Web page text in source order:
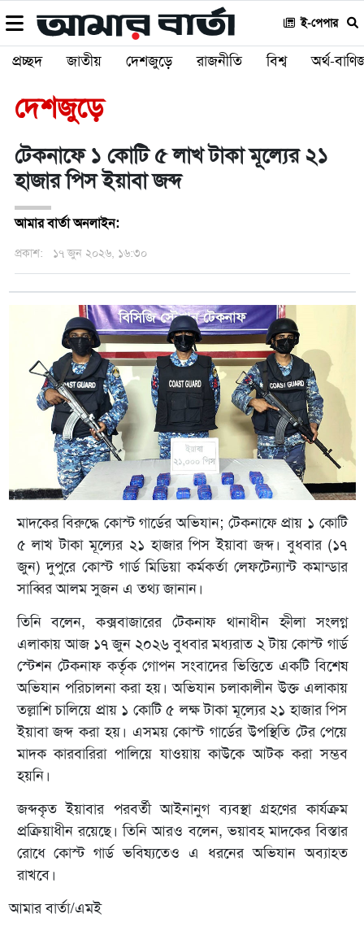
ই-পেপার
প্রচ্ছদ জাতীয় দেশজুড়ে রাজনীতি বিশ্ব অর্থ-
দেশজুড়ে
টেকনাফে ১ কোটি ৫ লাখ টাকা মূল্যের ২১
হাজার পিস ইয়াবা জব্দ
আমার বার্তা অনলাইন:
প্রকাশ: ১৭ জুন ২০২৬, ১৬:৩০
মাদকের বিরুদ্ধে কোস্ট গার্ডের অভিযান; টেকনাফে প্রায় ১ কোটি
৫ লাখ টাকা মূল্যের ২১ হাজার পিস ইয়াবা জব্দ। বুধবার (১৭
জুন) দুপুরে কোস্ট গার্ড মিডিয়া কর্মকর্তা লেফটেন্যান্ট কমান্ডার
সাব্বির আলম সুজন এ তথ্য জানান।
তিনি বলেন, কক্সবাজারের টেকনাফ থানাধীন হ্নীলা সংলগ্ন
এলাকায় আজ ১৭ জুন ২০২৬ বুধবার মধ্যরাত ২ টায় কোস্ট গার্ড
স্টেশন টেকনাফ কর্তৃক গোপন সংবাদের ভিত্তিতে একটি বিশেষ
অভিযান পরিচালনা করা হয়। অভিযান চলাকালীন উক্ত এলাকায়
তল্লাশি চালিয়ে প্রায় ১ কোটি ৫ লক্ষ টাকা মূল্যের ২১ হাজার পিস
ইয়াবা জব্দ করা হয়। এসময় কোস্ট গার্ডের উপস্থিতি টের পেয়ে
মাদক কারবারিরা পালিয়ে যাওয়ায় কাউকে আটক করা সম্ভব
হয়নি।
জব্দকৃত ইয়াবার পরবর্তী আইনানুগ ব্যবস্থা গ্রহণের কার্যক্রম
প্রক্রিয়াধীন রয়েছে। তিনি আরও বলেন, ভয়াবহ মাদকের বিস্তার
রোধে কোস্ট গার্ড ভবিষ্যতেও এ ধরনের অভিযান অব্যাহত
রাখবে।
আমার বার্তা/এমই